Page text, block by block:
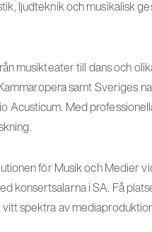
ljudteknik och musikalisk
musikteater till dans och
samt Sveriges
Acusticum. Med
för Musik och Medier
konsertsalarna i SA. Få
spektra av